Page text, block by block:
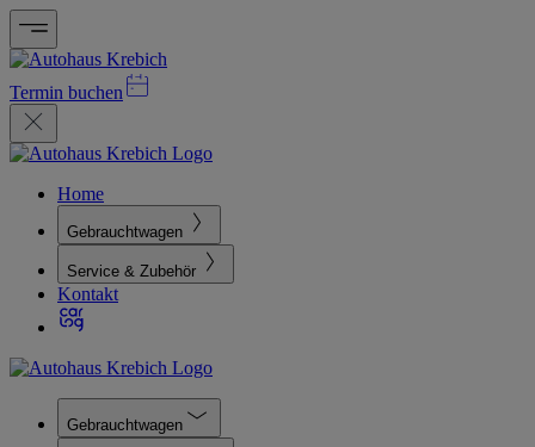
Termin buchen
Home
Gebrauchtwagen
Service & Zubehör
Kontakt
Gebrauchtwagen